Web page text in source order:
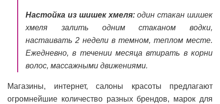
Настойка из шишек хмеля:один стакан шишек
хмеля залить одним стаканом водки,
настаивать 2 недели в темном, теплом месте.
Ежедневно, в течении месяца втирать в корни
волос, массажными движениями.
Магазины, интернет, салоны красоты предлагают
огромнейшие количество разных брендов, марок для